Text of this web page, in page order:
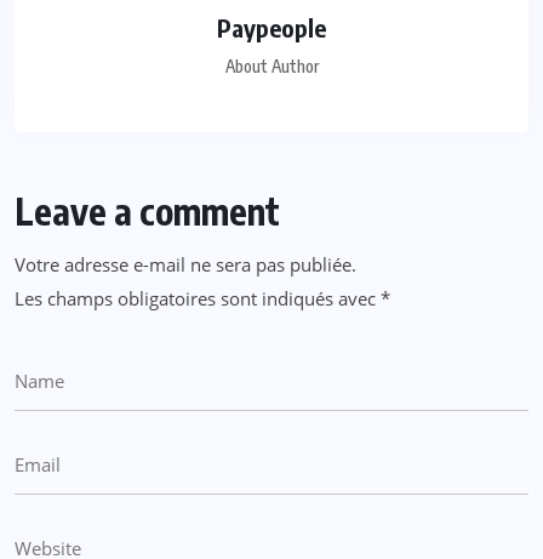
Paypeople
About Author
Leave a comment
Votre adresse e-mail ne sera pas publiée.
Les champs obligatoires sont indiqués avec *